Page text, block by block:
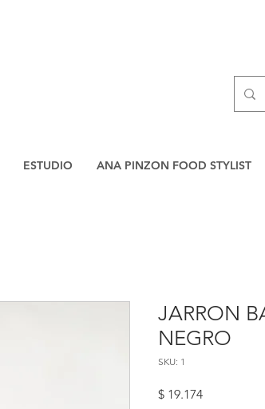
ESTUDIO ANA PINZON FOOD STYLIST
JARRON
NEGRO
SKU: 1
$ 19.174Precio